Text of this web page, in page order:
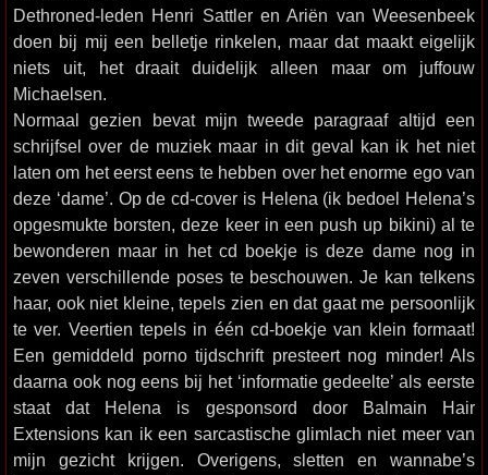
Dethroned-leden Henri Sattler en Ariën van Weesenbeek
doen bij mij een belletje rinkelen, maar dat maakt eigelijk
niets uit, het draait duidelijk alleen maar om juffouw
Michaelsen.
Normaal gezien bevat mijn tweede paragraaf altijd een
schrijfsel over de muziek maar in dit geval kan ik het niet
laten om het eerst eens te hebben over het enorme ego van
deze ‘dame’. Op de cd-cover is Helena (ik bedoel Helena’s
opgesmukte borsten, deze keer in een push up bikini) al te
bewonderen maar in het cd boekje is deze dame nog in
zeven verschillende poses te beschouwen. Je kan telkens
haar, ook niet kleine, tepels zien en dat gaat me persoonlijk
te ver. Veertien tepels in één cd-boekje van klein formaat!
Een gemiddeld porno tijdschrift presteert nog minder! Als
daarna ook nog eens bij het ‘informatie gedeelte’ als eerste
staat dat Helena is gesponsord door Balmain Hair
Extensions kan ik een sarcastische glimlach niet meer van
mijn gezicht krijgen. Overigens, sletten en wannabe’s